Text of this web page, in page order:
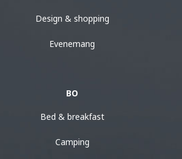
Design & shopping
Evenemang
BO
Bed & breakfast
Camping